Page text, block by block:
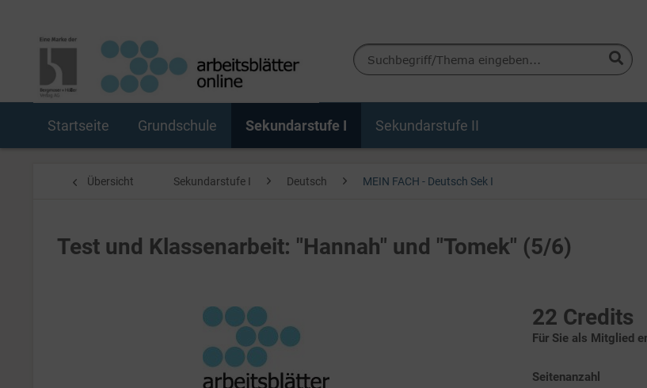
Startseite Grundschule Sekundarstufe I Sekundarstufe II
Übersicht Sekundarstufe I Deutsch MEIN FACH - Deutsch Sek I
Test und Klassenarbeit: "Hannah" und "Tomek" (5/6)
22 Credits
Für Sie als Mitglied
Seitenanzahl